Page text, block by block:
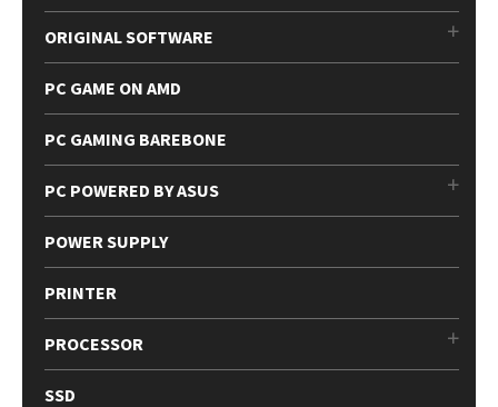
ORIGINAL SOFTWARE
PC GAME ON AMD
PC GAMING BAREBONE
PC POWERED BY ASUS
POWER SUPPLY
PRINTER
PROCESSOR
SSD